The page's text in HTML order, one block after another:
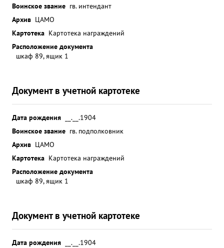
Воинское звание гв. интендант
Архив ЦАМО
Картотека Картотека награждений
Расположение документа
шкаф 89, ящик 1
Документ в учетной картотеке
Дата рождения
__.__.1904
Воинское звание гв. подполковник
Архив ЦАМО
Картотека Картотека награждений
Расположение документа
шкаф 89, ящик 1
Документ в учетной картотеке
Дата рождения
__.__.1904